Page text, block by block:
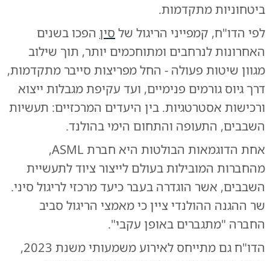
ביטחוניות מתקדמות.
לפי הדו"ח, קמפייני הריגול של סין הפכו בשנים
האחרונות לנרחבים ומתוחכמים יותר, תוך שילוב
מגוון שיטות פעולה - החל מפריצות סייבר מתקדמות,
דרך גיוס גורמים פנימיים, ועד עקיפת מגבלות ייצוא
ורכישות אסטרטגיות. בין היעדים המרכזיים: תעשיות
השבבים, התעופה והתחום הימי בהולנד.
אחת הדוגמאות הבולטות היא חברת ASML,
מהחברות המובילות בעולם לייצור ציוד לתעשיית
השבבים, אשר הוגדרה בעבר כיעד מרכזי לריגול סיני.
שר ההגנה ההולנדי ציין כי מאמצי הריגול סביב
החברה "מתגברים באופן עקבי".
הדו"ח גם מתייחס לאירוע משמעותי משנת 2023,